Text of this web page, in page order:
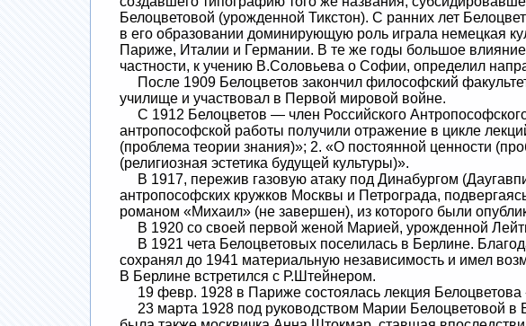
Белоцветовой (урожденной Тикстон). С ранних лет
в его образовании доминирующую роль играла немецкая
Париже, Италии и Германии. В те же годы большое
частности, к учению В.Соловьева о Софии, определил
После 1909 Белоцветов закончил философский
училище и участвовал в Первой мировой войне.
С 1912 Белоцветов — член Российского
антропософской работы получили отражение в цикле
(проблема теории знания)»; 2. «О постоянной ценности
(религиозная эстетика будущей культуры)».
В 1917, пережив газовую атаку под Динабургом
антропософских кружков Москвы и Петрограда,
романом «Михаил» (не завершен), из которого были
В 1920 со своей первой женой Марией, урожденной
В 1921 чета Белоцветовых поселилась в Берлине.
сохранял до 1941 материальную независимость и имел
В Берлине встретился с Р.Штейнером.
19 февр. 1928 в Париже состоялась лекция Белоцветова
23 марта 1928 под руководством Марии Белоцветовой в